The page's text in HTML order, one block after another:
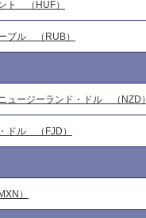
ト （HUF）
ブル （RUB）
ュージーランド・ドル （NZD）
ドル （FJD）
）